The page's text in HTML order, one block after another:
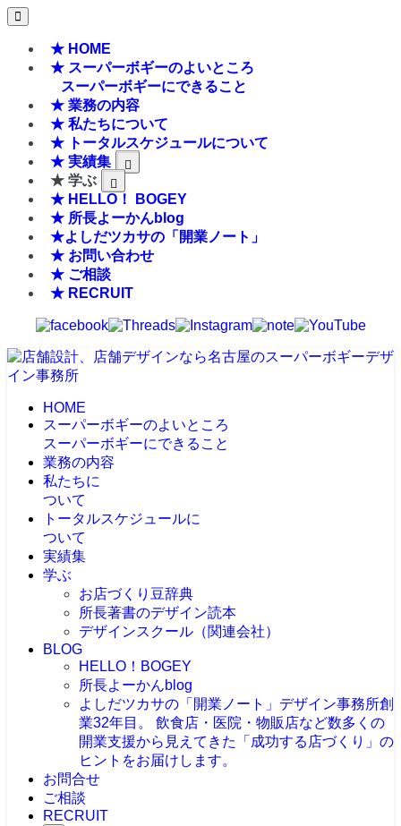
★ HOME
★ スーパーボギーのよいところ
スーパーボギーにできること
★ 業務の内容
★ 私たちについて
★ トータルスケジュールについて
★ 実績集
★ 学ぶ
★ HELLO！ BOGEY
★ 所長よーかんblog
★よしだツカサの「開業ノート」
★ お問い合わせ
★ ご相談
★ RECRUIT
HOME
スーパーボギーのよいところ
スーパーボギーにできること
業務の内容
私たちに
ついて
トータルスケジュールに
ついて
実績集
学ぶ
お店づくり豆辞典
所長著書のデザイン読本
デザインスクール（関連会社）
BLOG
HELLO！BOGEY
所長よーかんblog
よしだツカサの「開業ノート」 デザイン事務所創
業32年目。 飲食店・医院・物販店など数多くの
開業支援から見えてきた「成功する店づくり」の
ヒントをお届けします。
お問合せ
ご相談
RECRUIT